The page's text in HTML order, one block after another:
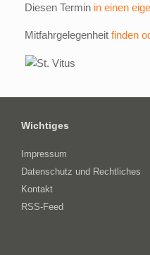
Diesen Termin in einen
Mitfahrgelegenheit finden
Wichtiges
Impressum
Datenschutz und Rechtliches
Kontakt
RSS-Feed